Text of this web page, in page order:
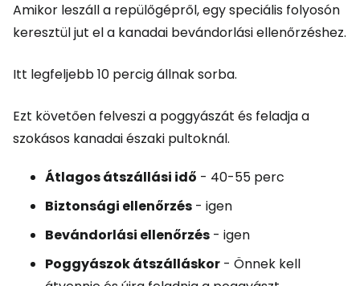
Amikor leszáll a repülőgépről, egy speciális folyosón
keresztül jut el a kanadai bevándorlási ellenőrzéshez.
Itt legfeljebb 10 percig állnak sorba.
Ezt követően felveszi a poggyászát és feladja a
szokásos kanadai északi pultoknál.
Átlagos átszállási idő - 40-55 perc
Biztonsági ellenőrzés - igen
Bevándorlási ellenőrzés - igen
Poggyászok átszálláskor - Önnek kell